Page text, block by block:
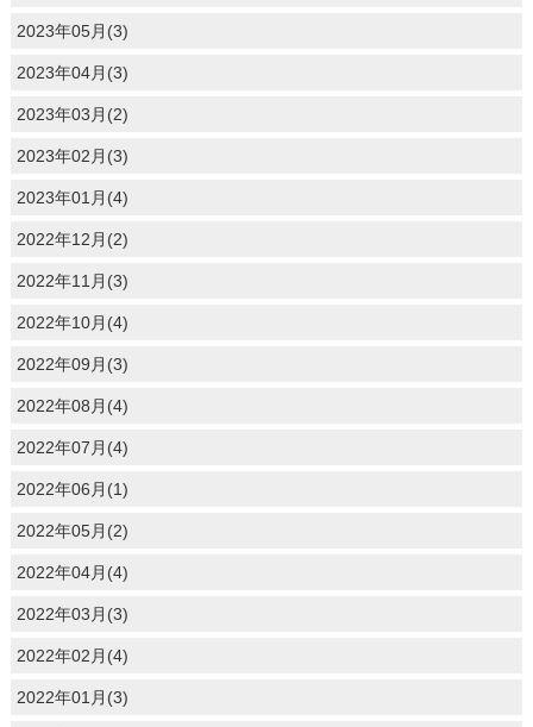
2023年05月(3)
2023年04月(3)
2023年03月(2)
2023年02月(3)
2023年01月(4)
2022年12月(2)
2022年11月(3)
2022年10月(4)
2022年09月(3)
2022年08月(4)
2022年07月(4)
2022年06月(1)
2022年05月(2)
2022年04月(4)
2022年03月(3)
2022年02月(4)
2022年01月(3)